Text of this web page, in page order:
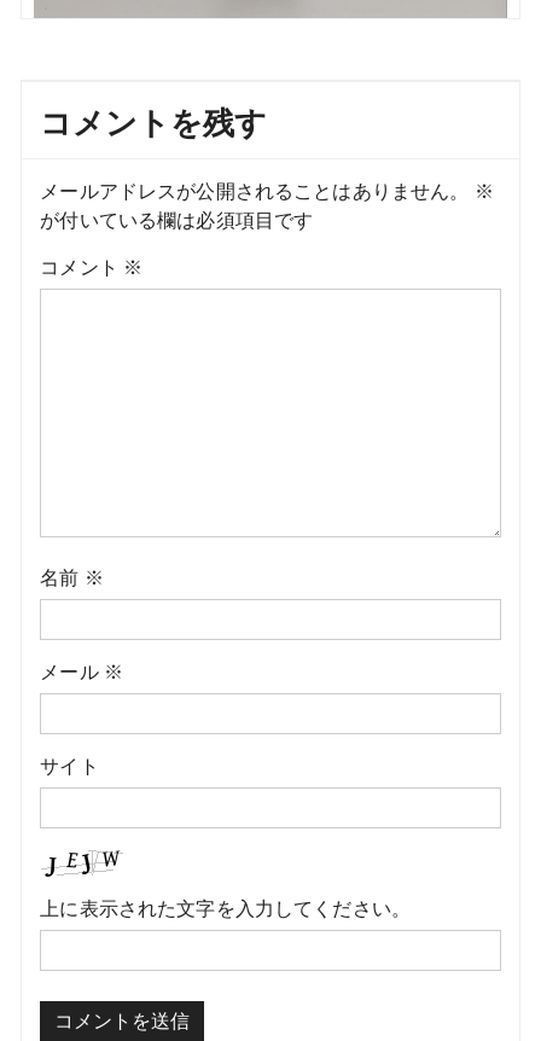
コメントを残す
メールアドレスが公開されることはありません。
※
が付いている欄は必須項目です
コメント ※
名前 ※
メール ※
サイト
上に表示された文字を入力してください。